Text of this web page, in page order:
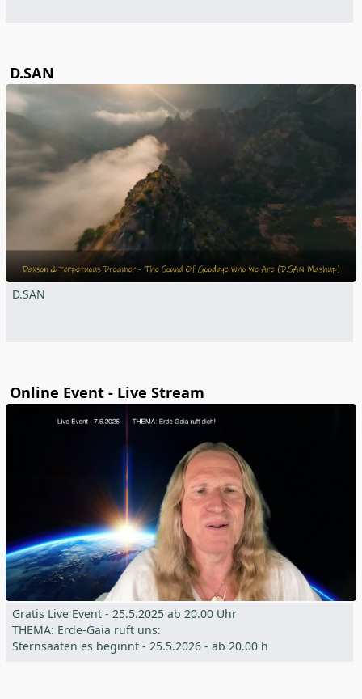
D.SAN
D.SAN
Online Event - Live Stream
Gratis Live Event - 25.5.2025 ab 20.00 Uhr
THEMA: Erde-Gaia ruft uns:
Sternsaaten es beginnt - 25.5.2026 - ab 20.00 h